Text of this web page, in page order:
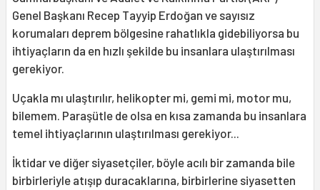
Genel Başkanı Recep Tayyip Erdoğan ve sayısız
korumaları deprem bölgesine rahatlıkla gidebiliyorsa bu
ihtiyaçların da en hızlı şekilde bu insanlara ulaştırılması
gerekiyor.
Uçakla mı ulaştırılır, helikopter mi, gemi mi, motor mu,
bilemem. Paraşütle de olsa en kısa zamanda bu insanlara
temel ihtiyaçlarının ulaştırılması gerekiyor...
İktidar ve diğer siyasetçiler, böyle acılı bir zamanda bile
birbirleriyle atışıp duracaklarına, birbirlerine siyasetten